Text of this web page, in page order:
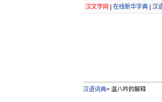
汉文学网 在线新华字典| 汉
汉语词典>温八吟的解释